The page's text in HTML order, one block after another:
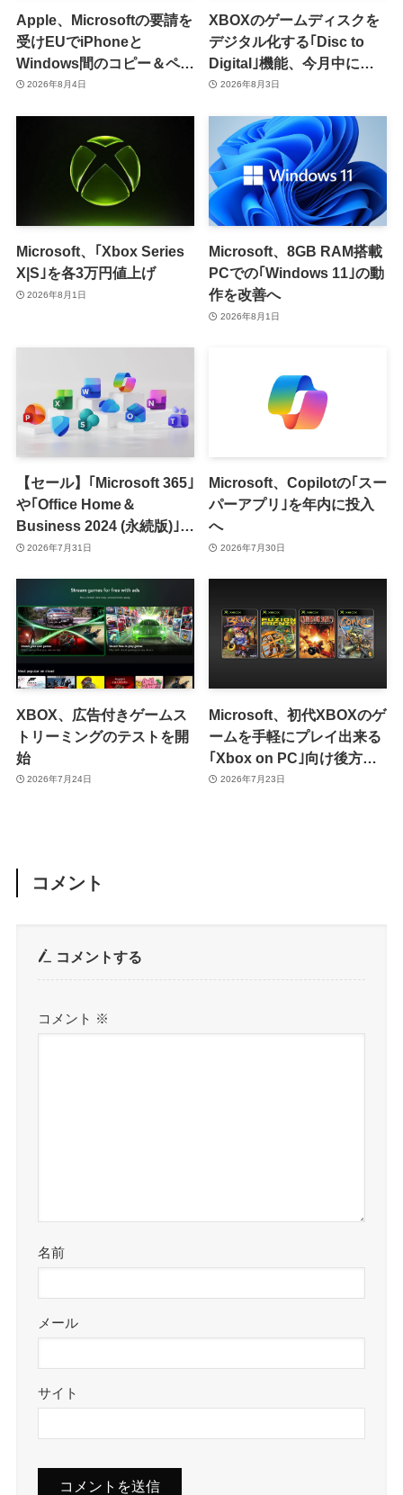
Apple、Microsoftの要請を
受けEUでiPhoneと
Windows間のコピー＆ペー
スト機能を提供へ
2026年8月4日
XBOXのゲームディスクを
デジタル化する｢Disc to
Digital｣機能、今月中に提
供開始か
2026年8月3日
Microsoft、｢Xbox Series
X|S｣を各3万円値上げ
2026年8月1日
Microsoft、8GB RAM搭載
PCでの｢Windows 11｣の動
作を改善へ
2026年8月1日
【セール】｢Microsoft 365｣
や｢Office Home＆
Business 2024 (永続版)｣が
｢Amazon暮らし応援サマ
2026年7月31日
Microsoft、Copilotの｢スー
パーアプリ｣を年内に投入
へ
2026年7月30日
XBOX、広告付きゲームス
トリーミングのテストを開
始
2026年7月24日
Microsoft、初代XBOXのゲ
ームを手軽にプレイ出来る
｢Xbox on PC｣向け後方互
換性機能を発表
2026年7月23日
コメント
コメントする
コメント ※
名前
メール
サイト